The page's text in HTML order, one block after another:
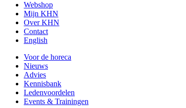
Webshop
Mijn KHN
Over KHN
Contact
English
Voor de horeca
Nieuws
Advies
Kennisbank
Ledenvoordelen
Events & Trainingen